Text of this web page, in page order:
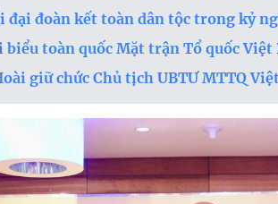
đại đoàn kết toàn dân tộc trong kỷ
biểu toàn quốc Mặt trận Tổ quốc
giữ chức Chủ tịch UBTƯ MTTQ